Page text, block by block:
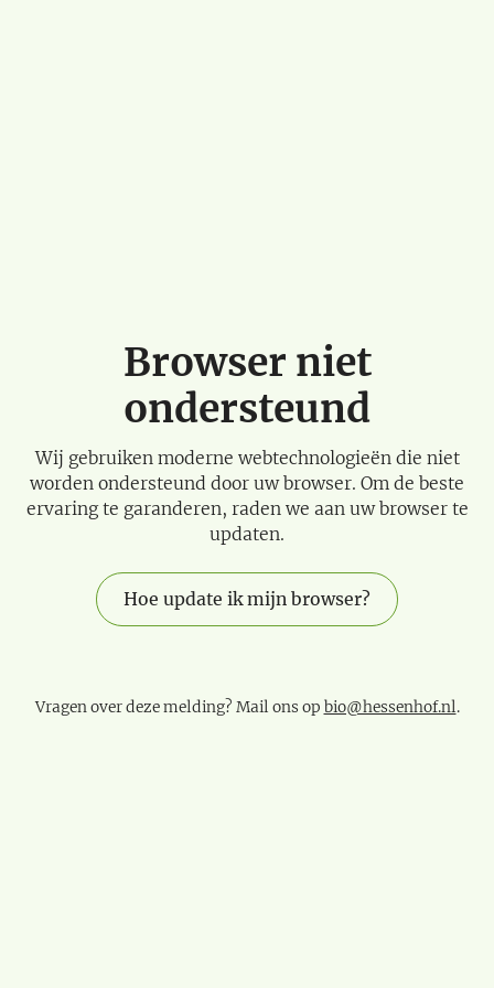
Browser niet
ondersteund
Wij gebruiken moderne webtechnologieën die niet
worden ondersteund door uw browser. Om de beste
ervaring te garanderen, raden we aan uw browser te
updaten.
Hoe update ik mijn browser?
Vragen over deze melding? Mail ons op bio@hessenhof.nl.